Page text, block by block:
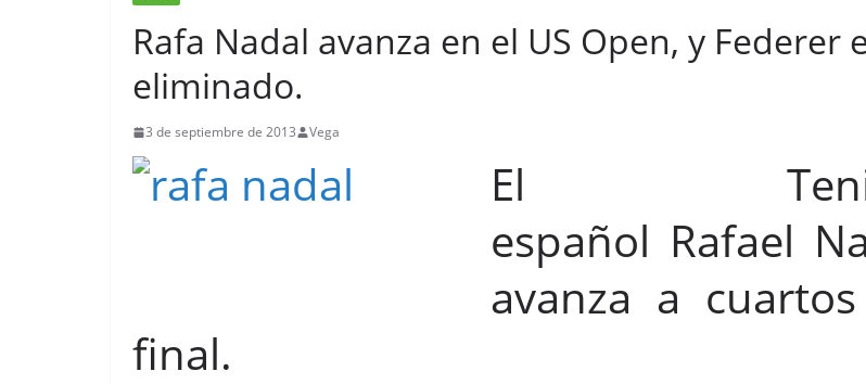
Rafa Nadal avanza en el US Open, y Federer
eliminado.
3 de septiembre de 2013 Vega
El
español Rafael
avanza a
final.